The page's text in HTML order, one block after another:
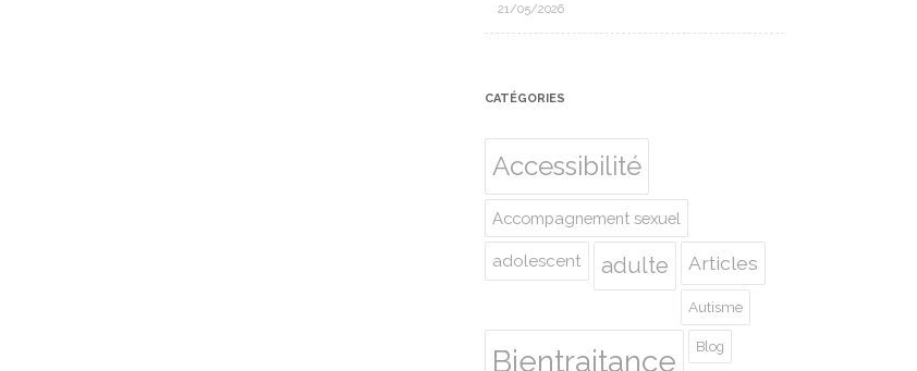
21/05/2026
CATÉGORIES
Accessibilité
Accompagnement sexuel
adolescent adulte Articles
Autisme
Bientraitance Blog